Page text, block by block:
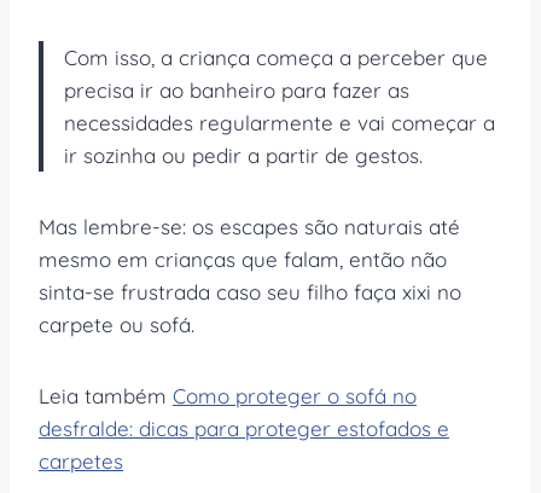
Com isso, a criança começa a perceber que
precisa ir ao banheiro para fazer as
necessidades regularmente e vai começar a
ir sozinha ou pedir a partir de gestos.
Mas lembre-se: os escapes são naturais até
mesmo em crianças que falam, então não
sinta-se frustrada caso seu filho faça xixi no
carpete ou sofá.
Leia também Como proteger o sofá no
desfralde: dicas para proteger estofados e
carpetes